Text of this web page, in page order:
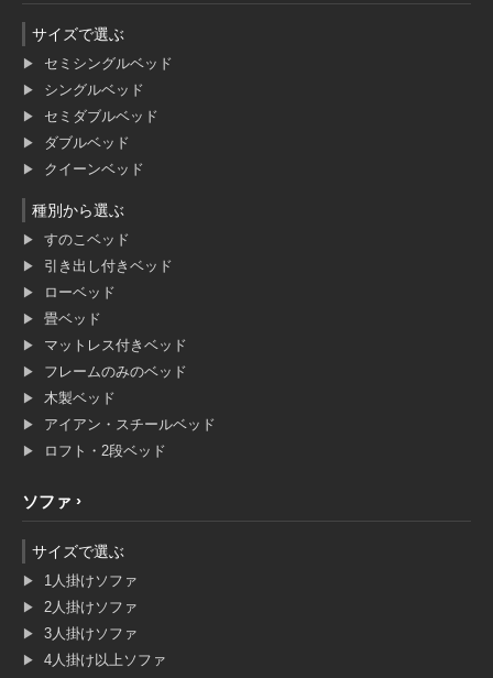
サイズで選ぶ
セミシングルベッド
シングルベッド
セミダブルベッド
ダブルベッド
クイーンベッド
種別から選ぶ
すのこベッド
引き出し付きベッド
ローベッド
畳ベッド
マットレス付きベッド
フレームのみのベッド
木製ベッド
アイアン・スチールベッド
ロフト・2段ベッド
ソファ
サイズで選ぶ
1人掛けソファ
2人掛けソファ
3人掛けソファ
4人掛け以上ソファ